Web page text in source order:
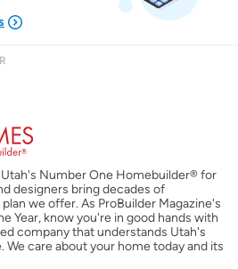
vs. usada
puntaje de crédito
Number One Homebuilder® for
designers bring decades of
we offer. As ProBuilder Magazine's
Year, know you're in good hands with
company that understands Utah's
We care about your home today and its